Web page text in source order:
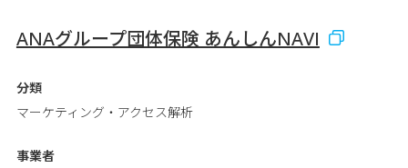
ANAグループ団体保険 あんしんNAVI
分類
マーケティング・アクセス解析
事業者